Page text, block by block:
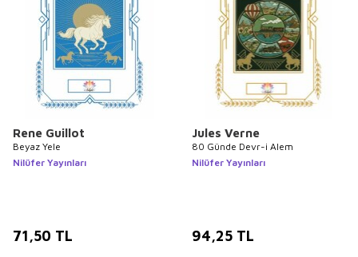
Rene Guillot
Beyaz Yele
Nilüfer Yayınları
71,50 TL
Jules Verne
80 Günde Devr-i Alem
Nilüfer Yayınları
94,25 TL